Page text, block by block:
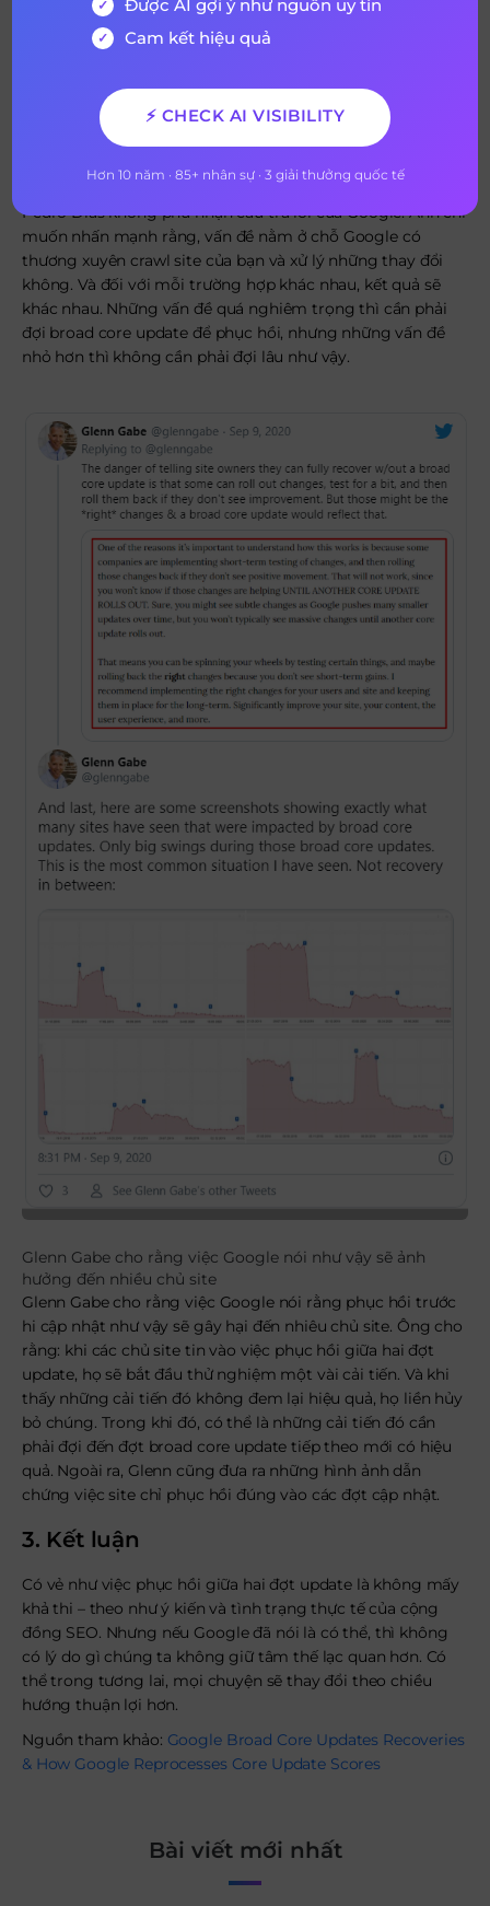
Pedro Dias không phủ nhận câu trả lời của Google. Anh chỉ
muốn nhấn mạnh rằng, vấn đề nằm ở chỗ Google có
thương xuyên crawl site của bạn và xử lý những thay đổi
không. Và đối với mỗi trường hợp khác nhau, kết quả sẽ
khác nhau. Những vấn đề quá nghiêm trọng thì cần phải
đợi broad core update để phục hồi, nhưng những vấn đề
nhỏ hơn thì không cần phải đợi lâu như vậy.
Glenn Gabe cho rằng việc Google nói như vậy sẽ ảnh
hưởng đến nhiều chủ site
Glenn Gabe cho rằng việc Google nói rằng phục hồi trước
hi cập nhật như vậy sẽ gây hại đến nhiêu chủ site. Ông cho
rằng: khi các chủ site tin vào việc phục hồi giữa hai đợt
update, họ sẽ bắt đầu thử nghiệm một vài cải tiến. Và khi
thấy những cải tiến đó không đem lại hiệu quả, họ liền hủy
bỏ chúng. Trong khi đó, có thể là những cải tiến đó cần
phải đợi đến đợt broad core update tiếp theo mới có hiệu
quả. Ngoài ra, Glenn cũng đưa ra những hình ảnh dẫn
chứng việc site chỉ phục hồi đúng vào các đợt cập nhật.
3. Kết luận
Có vẻ như việc phục hồi giữa hai đợt update là không mấy
khả thi – theo như ý kiến và tình trạng thực tế của cộng
đồng SEO. Nhưng nếu Google đã nói là có thể, thì không
có lý do gì chúng ta không giữ tâm thế lạc quan hơn. Có
thể trong tương lai, mọi chuyện sẽ thay đổi theo chiều
hướng thuận lợi hơn.
Nguồn tham khảo: Google Broad Core Updates Recoveries
& How Google Reprocesses Core Update Scores
Bài viết mới nhất
Được AI gợi ý như nguồn uy tín
Cam kết hiệu quả
⚡ CHECK AI VISIBILITY
Hơn 10 năm · 85+ nhân sự · 3 giải thưởng quốc tế